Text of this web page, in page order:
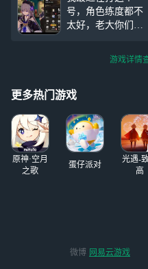
了总之去食堂整点
汉堡吧
号，角色练度都不
太好，老大你们可
的支援刷材料了O
游戏详情
更多热门游戏
原神·空月
之歌
蛋仔派对
光遇-
高
微博 网易云游戏